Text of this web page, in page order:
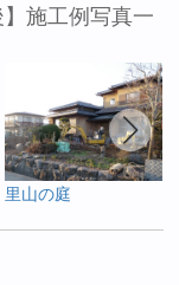
施工例写真一
里山の庭